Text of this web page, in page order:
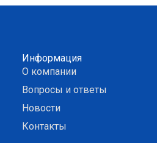
Информация
О компании
Вопросы и ответы
Новости
Контакты